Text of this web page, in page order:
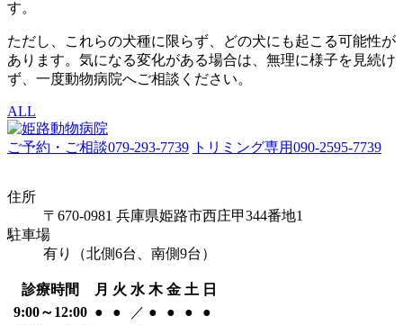
す。
ただし、これらの犬種に限らず、どの犬にも起こる可能性が
あります。気になる変化がある場合は、無理に様子を見続け
ず、一度動物病院へご相談ください。
ALL
ご予約・ご相談079-293-7739 トリミング専用090-2595-7739
住所
〒670-0981 兵庫県姫路市西庄甲344番地1
駐車場
有り（北側6台、南側9台）
診療時間 月 火 水 木 金 土 日
9:00～12:00 ● ● ／ ● ● ●
●